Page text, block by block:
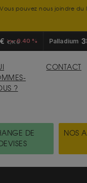
pouvez nous joindre
€/KG-0.40 % Palladium
?
CONTACT
DE
DEVISES
NOS